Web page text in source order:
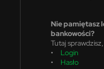
Nie pamiętasz
bankowości?
Tutaj
• Login
• Hasło